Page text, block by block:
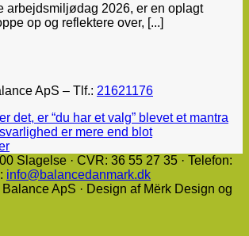
arbejdsmiljødag 2026, er en oplagt
op og reflektere over, [...]
ApS – Tlf.: 21621176
det, er “du har et valg” blevet et mantra
er mere end blot
Slagelse · CVR: 36 55 27 35 · Telefon:
info@balancedanmark.dk
ApS · Design af Mërk Design og